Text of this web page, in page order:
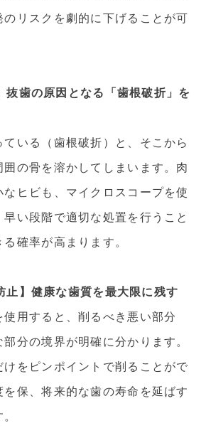
リスクを劇的に下げることが可
抜歯の原因となる「歯根破折」を
いる（歯根破折）と、そこから
の骨を溶かしてしまいます。肉
なヒビも、マイクロスコープを使
早い段階で適切な処置を行うこと
確率が高まります。
止】健康な歯質を最大限に残す
用すると、削るべき悪い部分
分の境界が明確に分かります。
けをピンポイントで削ることがで
を保、将来的な歯の寿命を延ばす